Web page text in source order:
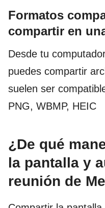
Formatos
compartir en
Desde tu
puedes compartir
suelen ser
PNG, WBMP, HEIC
¿De qué
la pantalla y
reunión de